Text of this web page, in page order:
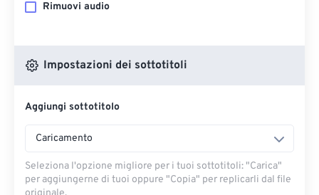
Rimuovi audio
Impostazioni dei sottotitoli
Aggiungi sottotitolo
Caricamento
Seleziona l'opzione migliore per i tuoi sottotitoli: "Carica" ​​
per aggiungerne di tuoi oppure "Copia" per replicarli dal file